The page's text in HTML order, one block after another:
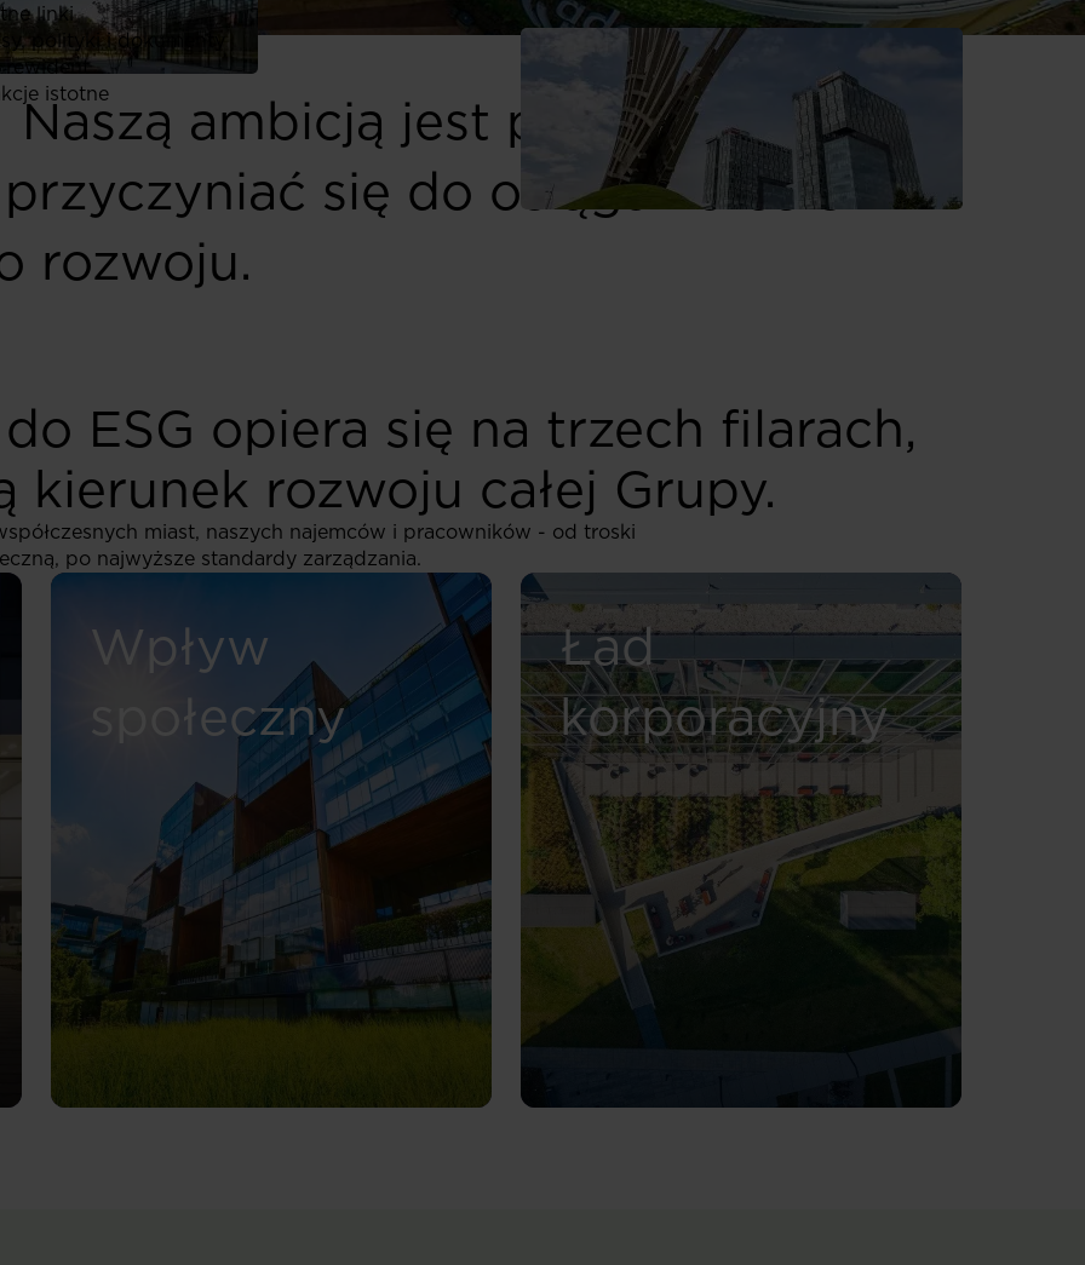
linki
polityki i dokumenty
rewident
istotne
Naszą ambicją jest prowadzenie
się do osiągania celów
rozwoju.
ESG opiera się na trzech filarach,
kierunek rozwoju całej Grupy.
miast, naszych najemców i pracowników - od troski
po najwyższe standardy zarządzania.
Wpływ
społeczny
Ład
korporacyjny
Read more